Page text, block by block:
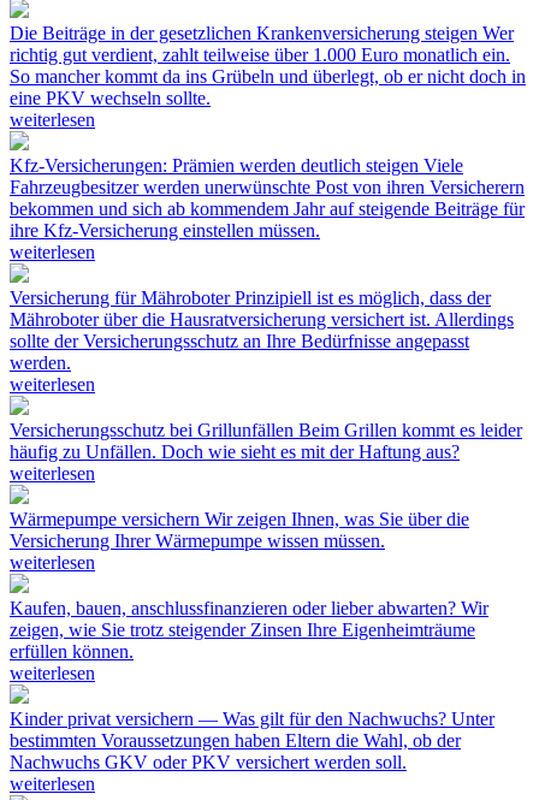
Die Beiträge in der gesetzlichen Krankenversicherung steigen Wer
richtig gut verdient, zahlt teilweise über 1.000 Euro monatlich ein.
So mancher kommt da ins Grübeln und überlegt, ob er nicht doch in
eine PKV wechseln sollte.
weiterlesen
Kfz-Versicherungen: Prämien werden deutlich steigen Viele
Fahrzeugbesitzer werden unerwünschte Post von ihren Versicherern
bekommen und sich ab kommendem Jahr auf steigende Beiträge für
ihre Kfz-Versicherung einstellen müssen.
weiterlesen
Versicherung für MähroboterPrinzipiell ist es möglich, dass der
Mähroboter über die Hausratversicherung versichert ist. Allerdings
sollte der Versicherungsschutz an Ihre Bedürfnisse angepasst
werden.
weiterlesen
Versicherungsschutz bei Grillunfällen Beim Grillen kommt es leider
häufig zu Unfällen. Doch wie sieht es mit der Haftung aus?
weiterlesen
Wärmepumpe versichern Wir zeigen Ihnen, was Sie über die
Versicherung Ihrer Wärmepumpe wissen müssen.
weiterlesen
Kaufen, bauen, anschlussfinanzieren oder lieber abwarten? Wir
zeigen, wie Sie trotz steigender Zinsen Ihre Eigenheimträume
erfüllen können.
weiterlesen
Kinder privat versichern — Was gilt für den Nachwuchs? Unter
bestimmten Voraussetzungen haben Eltern die Wahl, ob der
Nachwuchs GKV oder PKV versichert werden soll.
weiterlesen